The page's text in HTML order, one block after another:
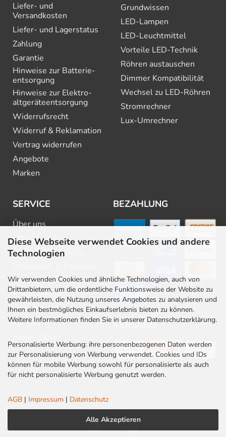
Diese Webseite verwendet Cookies und andere
Technologien
Wir verwenden Cookies und ähnliche Technologien, auch von
Drittanbietern, um die ordentliche Funktionsweise der Website zu
gewährleisten, die Nutzung unseres Angebotes zu analysieren und
Ihnen ein bestmögliches Einkaufserlebnis bieten zu können.
Weitere Informationen finden Sie in unserer Datenschutzerklärung.
Personalisierte Werbung: ihre personenbezogenen Daten werden
zur Personalisierung von Werbung verwendet. Cookies und IDs
können für mobile Werbung sowohl für personalisierte als auch
für nicht personalisierte Werbung genutzt werden.
AGB | Impressum | Datenschutz
Alle Akzeptieren
Liefer- und
Versandkosten
Liefer- und Lagerstatus
Zahlung
Garantie
Hinweise zur Batterie­
entsorgung
Hinweise zur Elektro­
altgeräte­entsorgung
Widerrufsrecht
Widerruf & Reklamation
Vertrag widerrufen
Angebote
Marken
Grundwissen
LED-Lampen
LED-Leuchtmittel
Vorteile LED-Technik
Röhren austauschen
Dimmer Kompatibilität
Wechsel zu LED-Röhren
Stromrechner
Lux-Umrechner
SERVICE
Über uns
FAQ
Beratung & Planung
Newsletter
Barrierefreiheit
Stellenangebote
Kontakt
BEZAHLUNG
VERSAND